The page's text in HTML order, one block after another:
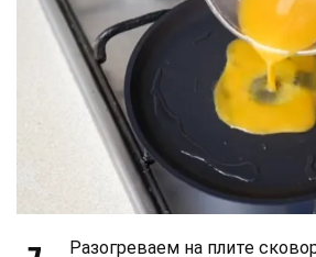
Разогреваем на плите